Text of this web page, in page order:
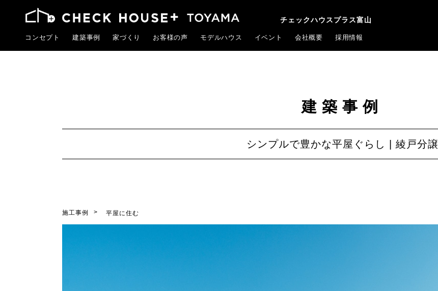
チェックハウスプラス富山
コンセプト 建築事例 家づくり お客様の声 モデルハウス イベント 会社概要 採用情報
建築事例
シンプルで豊かな平屋ぐらし | 綾戸分譲
施工事例 平屋に住む